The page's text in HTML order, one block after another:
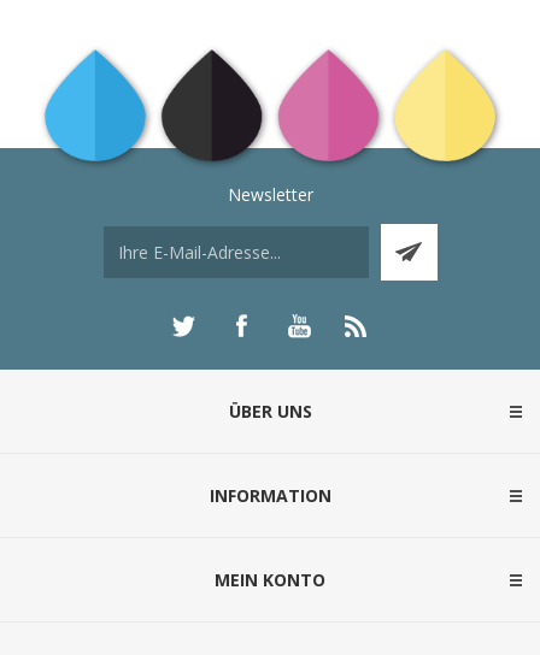
Newsletter
ÜBER UNS
INFORMATION
MEIN KONTO